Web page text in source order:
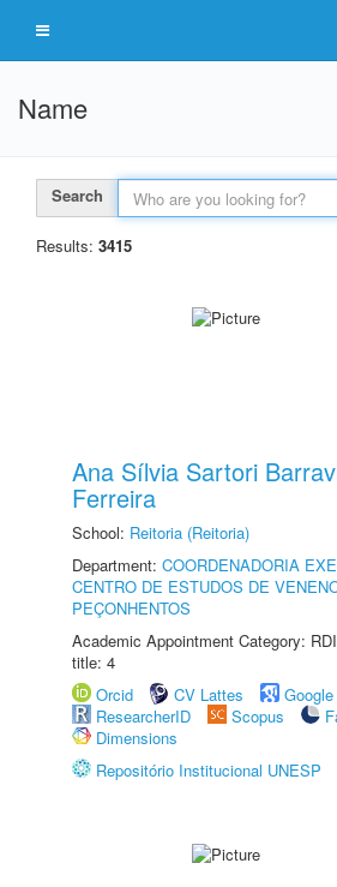
Name
Search
Results: 3415
Ana Sílvia Sartori
Ferreira
School: Reitoria (Reitoria)
Department: COORDENADORIA
CENTRO DE ESTUDOS DE
PEÇONHENTOS
Academic Appointment Category:
title: 4
Orcid
CV Lattes
ResearcherID
Scopus
Dimensions
Repositório Institucional UNESP